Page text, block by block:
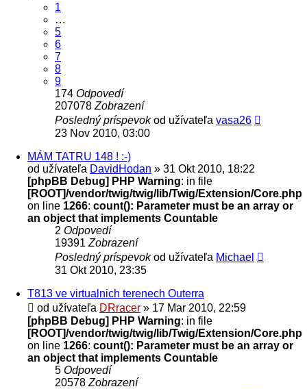
1
…
5
6
7
8
9
174 Odpovedí
207078 Zobrazení
Posledný príspevokod užívateľa vasa26
23 Nov 2010, 03:00
MÁM TATRU 148 ! :-)
od užívateľa DavidHodan » 31 Okt 2010, 18:22
[phpBB Debug] PHP Warning: in file
[ROOT]/vendor/twig/twig/lib/Twig/Extension/Core.php
on line 1266: count(): Parameter must be an array or
an object that implements Countable
2 Odpovedí
19391 Zobrazení
Posledný príspevokod užívateľa Michael
31 Okt 2010, 23:35
T813 ve virtualnich terenech Outerra
od užívateľa DRracer » 17 Mar 2010, 22:59
[phpBB Debug] PHP Warning: in file
[ROOT]/vendor/twig/twig/lib/Twig/Extension/Core.php
on line 1266: count(): Parameter must be an array or
an object that implements Countable
5 Odpovedí
20578 Zobrazení